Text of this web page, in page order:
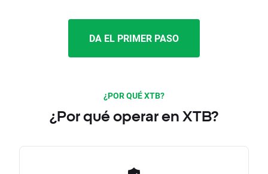
DA EL PRIMER PASO
¿POR QUÉ XTB?
¿Por qué operar en XTB?